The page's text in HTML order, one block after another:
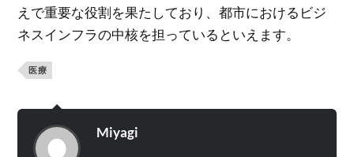
えで重要な役割を果たしており、都市におけるビジ
ネスインフラの中核を担っているといえます。
医療
Miyagi